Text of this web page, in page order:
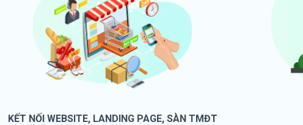
KẾT NỐI WEBSITE, LANDING PAGE, SÀN TMĐT